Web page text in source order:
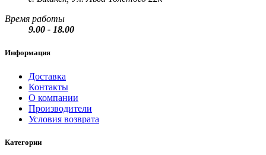
Время работы
9.00 - 18.00
Информация
Доставка
Контакты
О компании
Производители
Условия возврата
Категории